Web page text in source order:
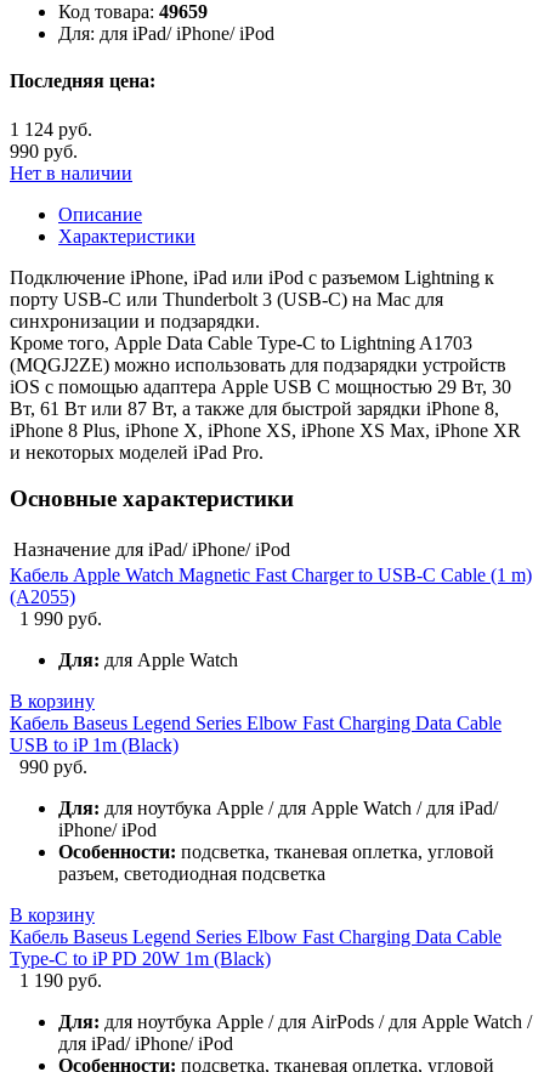
Код товара: 49659
Для: для iPad/ iPhone/ iPod
Последняя цена:
1 124 руб.
990 руб.
Нет в наличии
Описание
Характеристики
Подключение iPhone, iPad или iPod с разъемом Lightning к
порту USB-C или Thunderbolt 3 (USB-C) на Mac для
синхронизации и подзарядки.
Кроме того, Apple Data Cable Type-C to Lightning A1703
(MQGJ2ZE) можно использовать для подзарядки устройств
iOS с помощью адаптера Apple USB C мощностью 29 Вт, 30
Вт, 61 Вт или 87 Вт, а также для быстрой зарядки iPhone 8,
iPhone 8 Plus, iPhone X, iPhone XS, iPhone XS Max, iPhone XR
и некоторых моделей iPad Pro.
Основные характеристики
Назначение для iPad/ iPhone/ iPod
Кабель Apple Watch Magnetic Fast Charger to USB-C Cable (1 m)
(A2055)
1 990 руб.
Для: для Apple Watch
В корзину
Кабель Baseus Legend Series Elbow Fast Charging Data Cable
USB to iP 1m (Black)
990 руб.
Для: для ноутбука Apple / для Apple Watch / для iPad/
iPhone/ iPod
Особенности: подсветка, тканевая оплетка, угловой
разъем, светодиодная подсветка
В корзину
Кабель Baseus Legend Series Elbow Fast Charging Data Cable
Type-C to iP PD 20W 1m (Black)
1 190 руб.
Для: для ноутбука Apple / для AirPods / для Apple Watch /
для iPad/ iPhone/ iPod
Особенности: подсветка, тканевая оплетка, угловой